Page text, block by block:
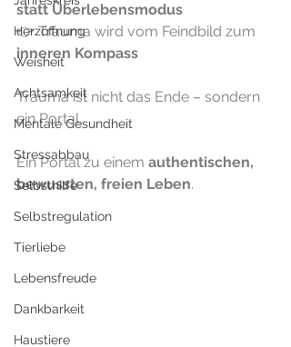
Herzöffnung
Weisheit
Achtsamkeit
Mentale Gesundheit
Stressabbau
Selbsthilfe
Selbstregulation
Tierliebe
Lebensfreude
Dankbarkeit
Haustiere
statt Überlebensmodus
👉 Trauma wird vom Feindbild zum
inneren Kompass
Trauma ist nicht das Ende – sondern
ein Portal.
Ein Portal zu einem authentischen,
bewussten, freien Leben.